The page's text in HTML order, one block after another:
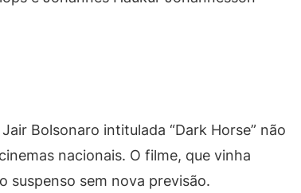
Bolsonaro intitulada “Dark Horse” não
nacionais. O filme, que vinha
suspenso sem nova previsão.